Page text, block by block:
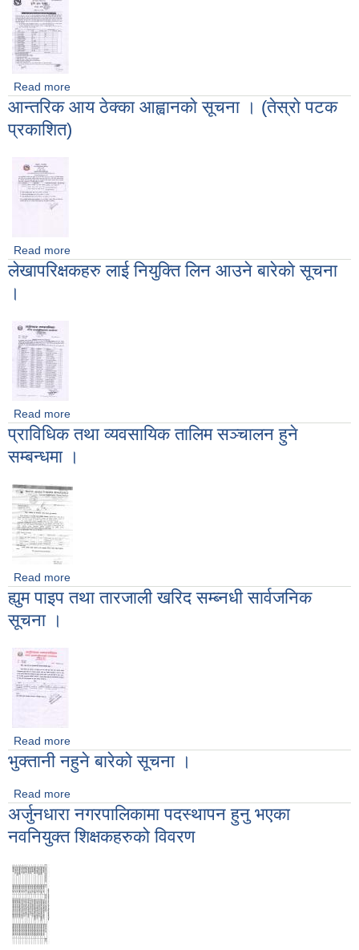
Read more
आह्वान सम्बन्धी सूचना ।
आन्तरिक आय ठेक्का आह्वानकाे सूचना । (तेस्राे पटक
प्रकाशित)
Read more
लेखापरिक्षकहरु लाई नियुक्ति लिन आउने बारेकाे सूचना
।
Read more
प्राविधिक तथा व्यवसायिक तालिम सञ्चालन हुने
सम्बन्धमा ।
Read more
ह्युम पाइप तथा तारजाली खरिद सम्ब्नधी सार्वजनिक
सूचना ।
Read more
भुक्तानी नहुने बारेकाे सूचना ।
Read more
अर्जुनधारा नगरपालिकामा पदस्थापन हुनु भएका
नवनियुक्त शिक्षकहरुको विवरण